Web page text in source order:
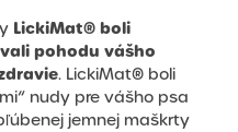
LickiMat® boli
pohodu vášho
. LickiMat® boli
nudy pre vášho psa
jemnej maškrty